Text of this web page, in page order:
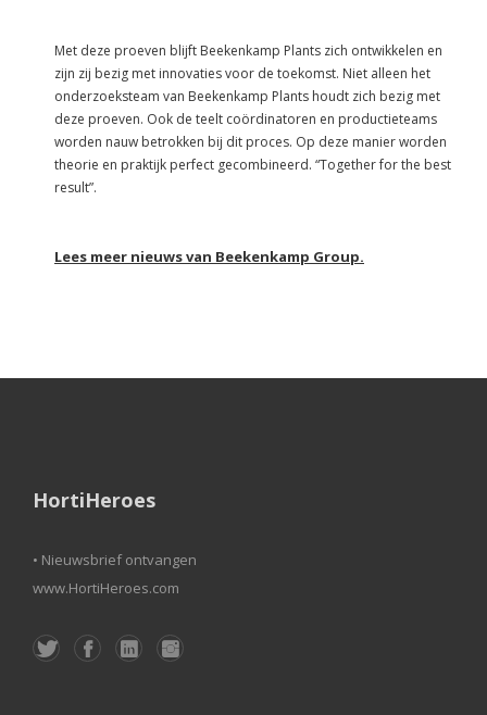
Met deze proeven blijft Beekenkamp Plants zich ontwikkelen en
zijn zij bezig met innovaties voor de toekomst. Niet alleen het
onderzoeksteam van Beekenkamp Plants houdt zich bezig met
deze proeven. Ook de teelt coördinatoren en productieteams
worden nauw betrokken bij dit proces. Op deze manier worden
theorie en praktijk perfect gecombineerd. “Together for the best
result”.
Lees meer nieuws van Beekenkamp Group.
HortiHeroes
• Nieuwsbrief ontvangen
www.HortiHeroes.com
   